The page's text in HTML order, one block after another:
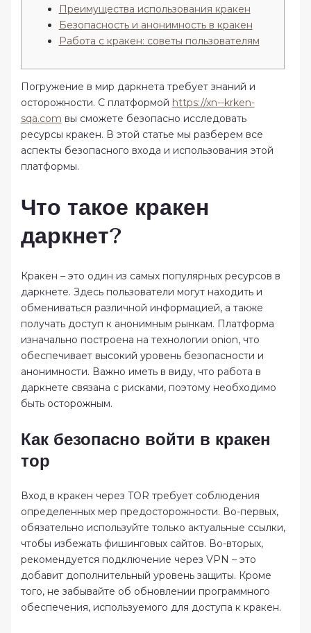
Преимущества использования кракен
Безопасность и анонимность в кракен
Работа с кракен: советы пользователям
Погружение в мир даркнета требует знаний и
осторожности. С платформой https://xn--krken-
sqa.com вы сможете безопасно исследовать
ресурсы кракен. В этой статье мы разберем все
аспекты безопасного входа и использования этой
платформы.
Что такое кракен
даркнет?
Кракен – это один из самых популярных ресурсов в
даркнете. Здесь пользователи могут находить и
обмениваться различной информацией, а также
получать доступ к анонимным рынкам. Платформа
изначально построена на технологии onion, что
обеспечивает высокий уровень безопасности и
анонимности. Важно иметь в виду, что работа в
даркнете связана с рисками, поэтому необходимо
быть осторожным.
Как безопасно войти в кракен
тор
Вход в кракен через TOR требует соблюдения
определенных мер предосторожности. Во-первых,
обязательно используйте только актуальные ссылки,
чтобы избежать фишинговых сайтов. Во-вторых,
рекомендуется подключение через VPN – это
добавит дополнительный уровень защиты. Кроме
того, не забывайте об обновлении программного
обеспечения, используемого для доступа к кракен.